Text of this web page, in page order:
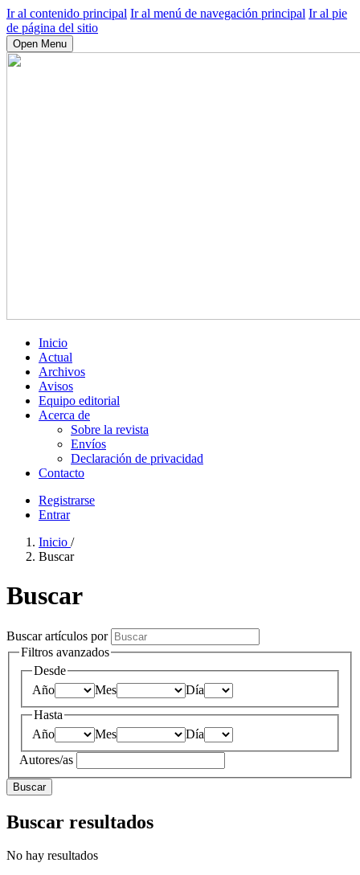
Ir al contenido principal Ir al menú de navegación principal Ir al pie
de página del sitio
Open Menu
Inicio
Actual
Archivos
Avisos
Equipo editorial
Acerca de
Sobre la revista
Envíos
Declaración de privacidad
Contacto
Registrarse
Entrar
Inicio /
Buscar
Buscar
Buscar artículos por
Filtros avanzados
Desde
Año
Mes
Día
Hasta
Año
Mes
Día
Autores/as
Buscar
Buscar resultados
No hay resultados